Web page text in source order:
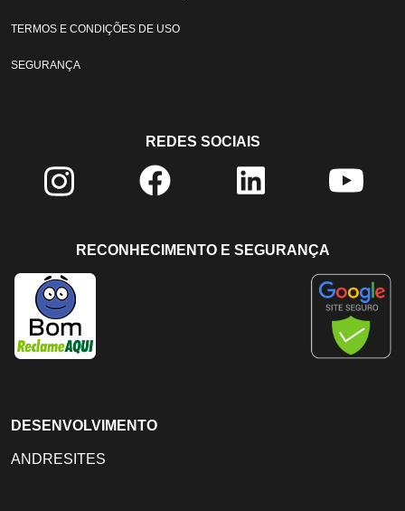
TERMOS E CONDIÇÕES DE USO
SEGURANÇA
REDES SOCIAIS
RECONHECIMENTO E SEGURANÇA
DESENVOLVIMENTO
ANDRESITES